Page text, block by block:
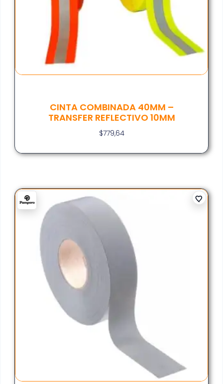
CINTA COMBINADA 40MM –
TRANSFER REFLECTIVO 10MM
$779,64